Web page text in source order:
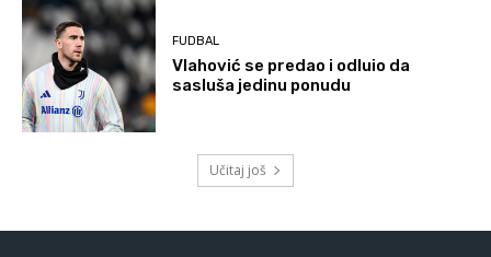
FUDBAL
Vlahović se predao i odluio da
sasluša jedinu ponudu
Učitaj još